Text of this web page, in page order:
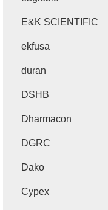
E&K SCIENTIFIC
ekfusa
duran
DSHB
Dharmacon
DGRC
Dako
Cypex